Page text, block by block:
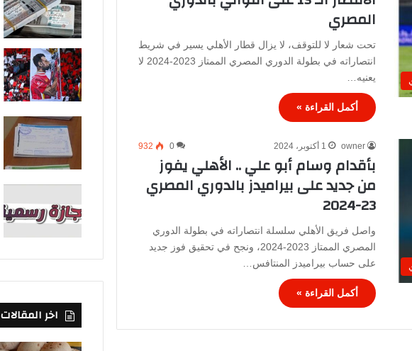
المصري
تحت شعار لا للتوقف، لا يزال قطار الأهلي يسير في شريط
انتصاراته في بطولة الدوري المصري الممتاز 2023-2024 لا
يعنيه…
أكمل القراءة »
owner 1 أكتوبر، 2024 0
932
بأقدام وسام أبو علي .. الأهلي يفوز
من جديد على بيراميدز بالدوري المصري
23-2024
واصل فريق الأهلي سلسلة انتصاراته في بطولة الدوري
المصري الممتاز 2023-2024، ونجح في تحقيق فوز جديد
على حساب بيراميدز المنتافس…
أكمل القراءة »
اخر المقالات